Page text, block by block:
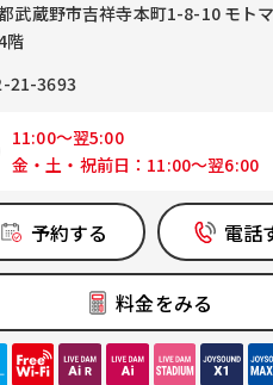
武蔵野市吉祥寺本町1-8-10 モト
階
21-3693
11:00～翌5:00
金・土・祝前日：11:00～翌6:00
予約する 電話
料金をみる